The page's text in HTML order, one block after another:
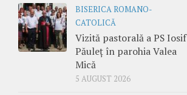
BISERICA ROMANO-
CATOLICĂ
Vizită pastorală a PS Iosif
Păuleț în parohia Valea
Mică
5 AUGUST 2026